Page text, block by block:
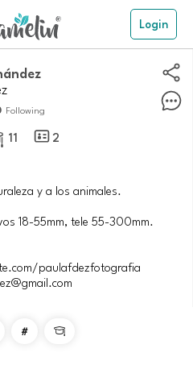
Login
Following
11
2
y a los animales.
18-55mm, tele 55-300mm.
paulafdezfotografia
# 